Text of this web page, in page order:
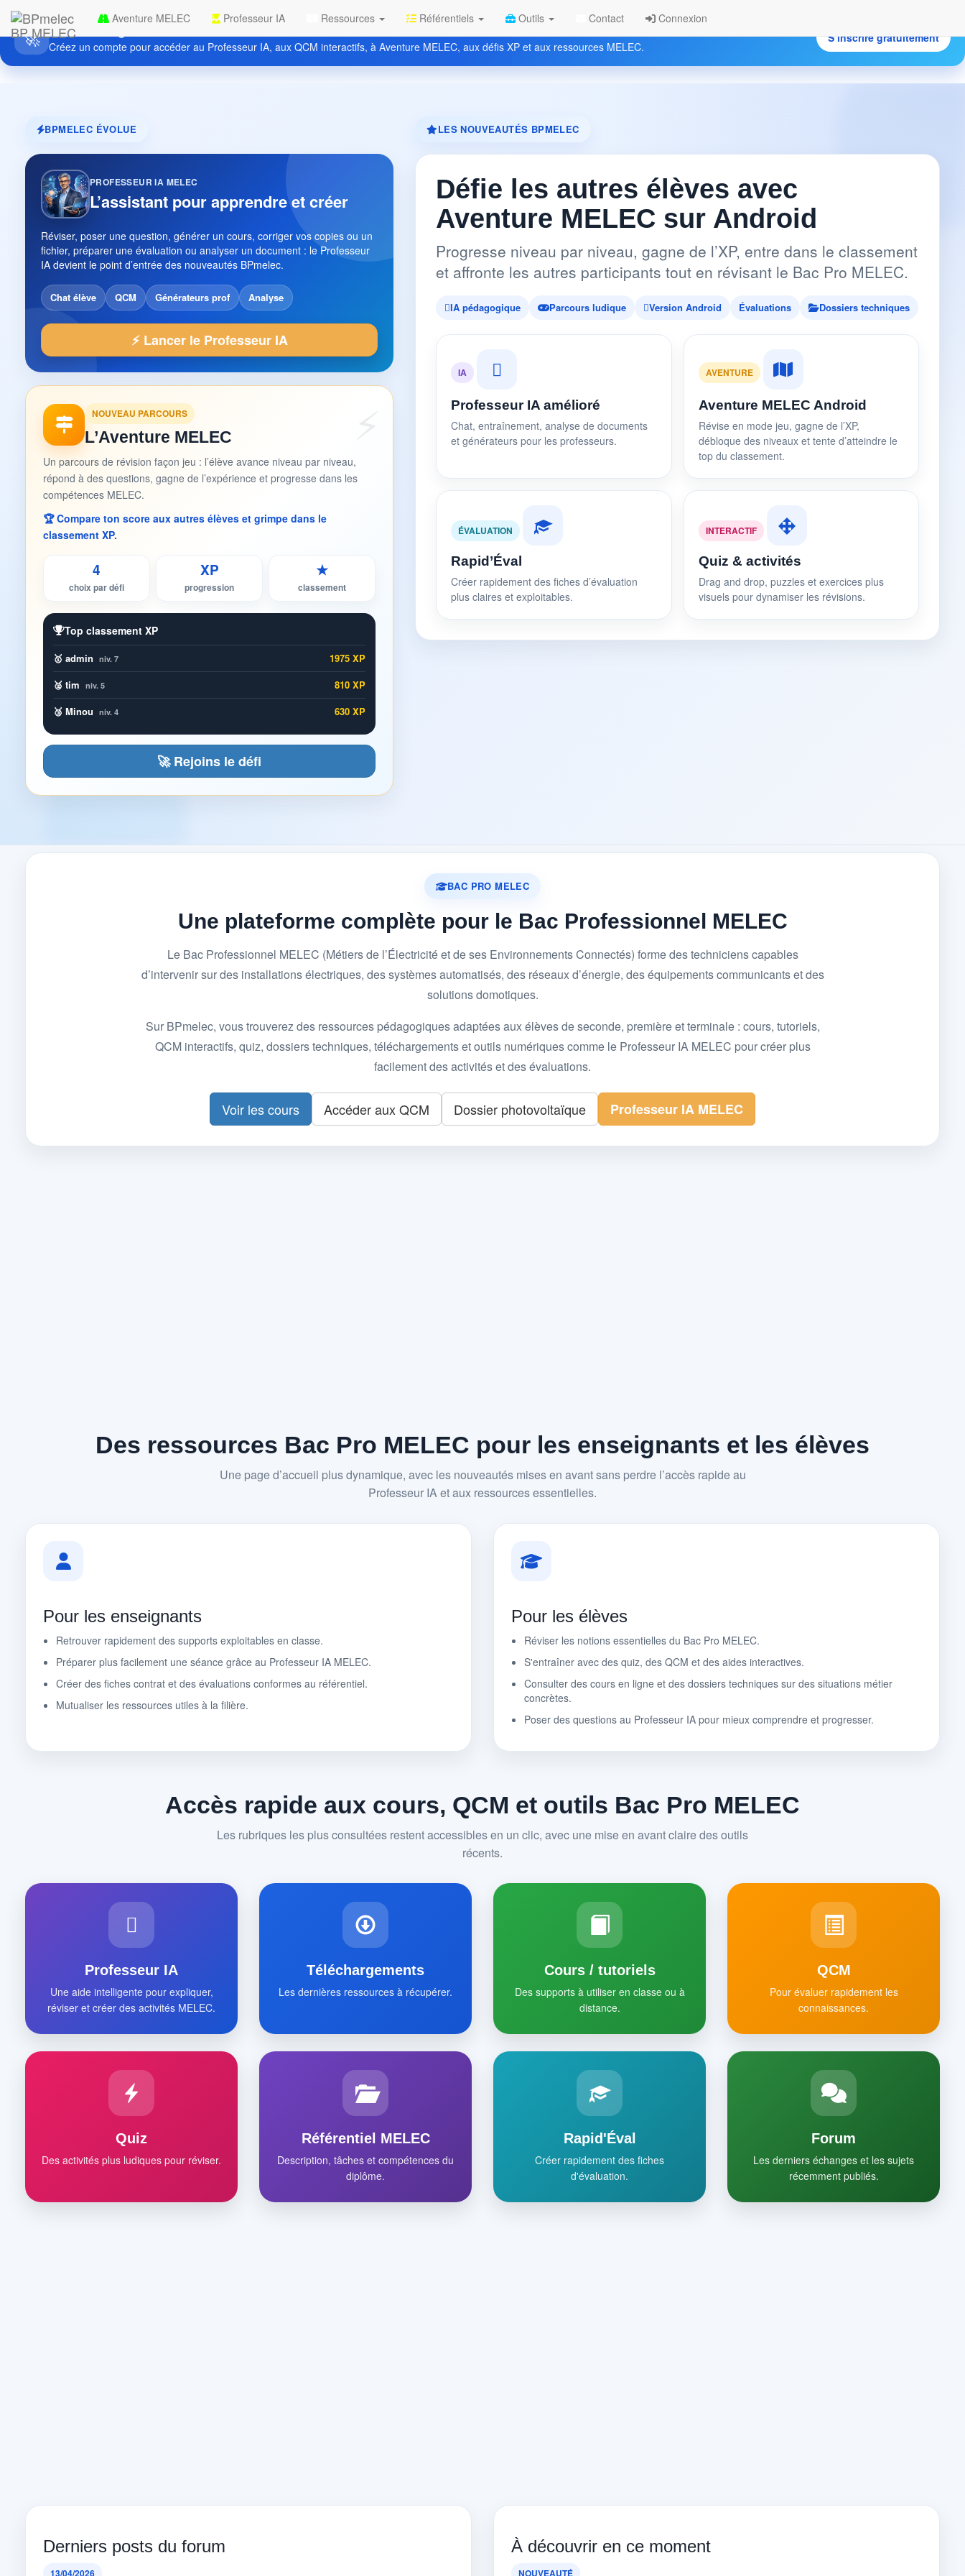
BP MELEC
Aventure MELEC Professeur IA Ressources Référentiels Outils Contact Connexion
🚀 Découvrez gratuitement BPmelec
Créez un compte pour accéder au Professeur IA, aux QCM interactifs, à Aventure MELEC, aux défis XP et aux ressources MELEC.
S’inscrire gratuitement
BPMELEC ÉVOLUE
PROFESSEUR IA MELEC
L’assistant pour apprendre et créer
Réviser, poser une question, générer un cours, corriger vos copies ou un
fichier, préparer une évaluation ou analyser un document : le Professeur
IA devient le point d’entrée des nouveautés BPmelec.
Chat élève QCM Générateurs prof Analyse
⚡ Lancer le Professeur IA
NOUVEAU PARCOURS
L’Aventure MELEC
Un parcours de révision façon jeu : l’élève avance niveau par niveau,
répond à des questions, gagne de l’expérience et progresse dans les
compétences MELEC.
🏆 Compare ton score aux autres élèves et grimpe dans le
classement XP.
4
choix par défi
XP
progression
★
classement
Top classement XP
🥇 admin niv. 7
1975 XP
🥈 tim niv. 5
810 XP
🥉 Minou niv. 4 630 XP
🚀 Rejoins le défi
LES NOUVEAUTÉS BPMELEC
Défie les autres élèves avec
Aventure MELEC sur Android
Progresse niveau par niveau, gagne de l’XP, entre dans le classement
et affronte les autres participants tout en révisant le Bac Pro MELEC.
IA pédagogique Parcours ludique Version Android Évaluations Dossiers techniques
IA
Professeur IA amélioré
Chat, entraînement, analyse de documents
et générateurs pour les professeurs.
AVENTURE
Aventure MELEC Android
Révise en mode jeu, gagne de l’XP,
débloque des niveaux et tente d’atteindre le
top du classement.
ÉVALUATION
Rapid’Éval
Créer rapidement des fiches d’évaluation
plus claires et exploitables.
INTERACTIF
Quiz & activités
Drag and drop, puzzles et exercices plus
visuels pour dynamiser les révisions.
BAC PRO MELEC
Une plateforme complète pour le Bac Professionnel MELEC
Le Bac Professionnel MELEC (Métiers de l’Électricité et de ses Environnements Connectés) forme des techniciens capables
d’intervenir sur des installations électriques, des systèmes automatisés, des réseaux d’énergie, des équipements communicants et des
solutions domotiques.
Sur BPmelec, vous trouverez des ressources pédagogiques adaptées aux élèves de seconde, première et terminale : cours, tutoriels,
QCM interactifs, quiz, dossiers techniques, téléchargements et outils numériques comme le Professeur IA MELEC pour créer plus
facilement des activités et des évaluations.
Voir les cours Accéder aux QCM Dossier photovoltaïque Professeur IA MELEC
Des ressources Bac Pro MELEC pour les enseignants et les élèves
Une page d’accueil plus dynamique, avec les nouveautés mises en avant sans perdre l’accès rapide au
Professeur IA et aux ressources essentielles.
Pour les enseignants
Retrouver rapidement des supports exploitables en classe.
Préparer plus facilement une séance grâce au Professeur IA MELEC.
Créer des fiches contrat et des évaluations conformes au référentiel.
Mutualiser les ressources utiles à la filière.
Pour les élèves
Réviser les notions essentielles du Bac Pro MELEC.
S'entraîner avec des quiz, des QCM et des aides interactives.
Consulter des cours en ligne et des dossiers techniques sur des situations métier
concrètes.
Poser des questions au Professeur IA pour mieux comprendre et progresser.
Accès rapide aux cours, QCM et outils Bac Pro MELEC
Les rubriques les plus consultées restent accessibles en un clic, avec une mise en avant claire des outils
récents.
Professeur IA
Une aide intelligente pour expliquer,
réviser et créer des activités MELEC.
Téléchargements
Les dernières ressources à récupérer.
Cours / tutoriels
Des supports à utiliser en classe ou à
distance.
QCM
Pour évaluer rapidement les
connaissances.
Quiz
Des activités plus ludiques pour réviser.
Référentiel MELEC
Description, tâches et compétences du
diplôme.
Rapid'Éval
Créer rapidement des fiches
d'évaluation.
Forum
Les derniers échanges et les sujets
récemment publiés.
Derniers posts du forum
13/04/2026
À découvrir en ce moment
NOUVEAUTÉ